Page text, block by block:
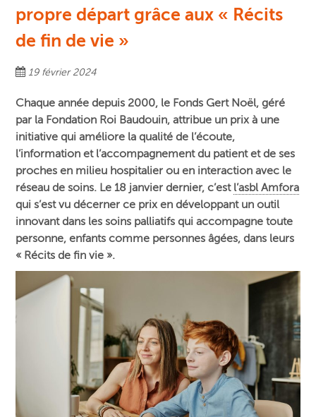
propre départ grâce aux « Récits
de fin de vie »
19 février 2024
Chaque année depuis 2000, le Fonds Gert Noël, géré
par la Fondation Roi Baudouin, attribue un prix à une
initiative qui améliore la qualité de l’écoute,
l’information et l’accompagnement du patient et de ses
proches en milieu hospitalier ou en interaction avec le
réseau de soins. Le 18 janvier dernier, c’est l’asbl Amfora
qui s’est vu décerner ce prix en développant un outil
innovant dans les soins palliatifs qui accompagne toute
personne, enfants comme personnes âgées, dans leurs
« Récits de fin vie ».